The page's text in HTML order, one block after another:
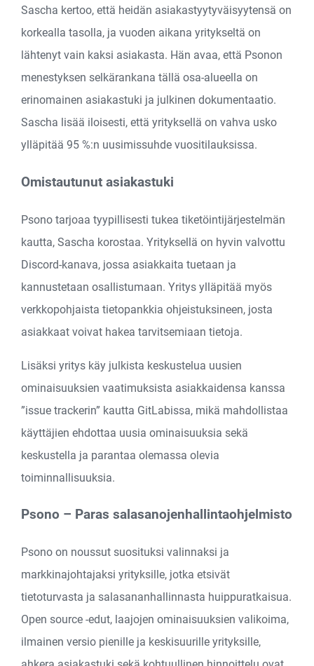
Sascha kertoo, että heidän asiakastyytyväisyytensä on
korkealla tasolla, ja vuoden aikana yritykseltä on
lähtenyt vain kaksi asiakasta. Hän avaa, että Psonon
menestyksen selkärankana tällä osa-alueella on
erinomainen asiakastuki ja julkinen dokumentaatio.
Sascha lisää iloisesti, että yrityksellä on vahva usko
ylläpitää 95 %:n uusimissuhde vuositilauksissa.
Omistautunut asiakastuki
Psono tarjoaa tyypillisesti tukea tiketöintijärjestelmän
kautta, Sascha korostaa. Yrityksellä on hyvin valvottu
Discord-kanava, jossa asiakkaita tuetaan ja
kannustetaan osallistumaan. Yritys ylläpitää myös
verkkopohjaista tietopankkia ohjeistuksineen, josta
asiakkaat voivat hakea tarvitsemiaan tietoja.
Lisäksi yritys käy julkista keskustelua uusien
ominaisuuksien vaatimuksista asiakkaidensa kanssa
”issue trackerin” kautta GitLabissa, mikä mahdollistaa
käyttäjien ehdottaa uusia ominaisuuksia sekä
keskustella ja parantaa olemassa olevia
toiminnallisuuksia.
Psono – Paras salasanojenhallintaohjelmisto
Psono on noussut suosituksi valinnaksi ja
markkinajohtajaksi yrityksille, jotka etsivät
tietoturvasta ja salasananhallinnasta huippuratkaisua.
Open source -edut, laajojen ominaisuuksien valikoima,
ilmainen versio pienille ja keskisuurille yrityksille,